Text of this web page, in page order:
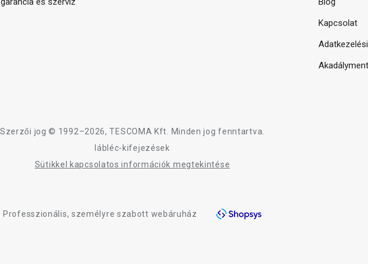
Kapcsolat
Szerzői jog © 1992–2026, TESCOMA Kft. Minden jog fenntartva.
lábléc-kifejezések
Sütikkel kapcsolatos információk megtekintése
Professzionális, személyre szabott webáruház